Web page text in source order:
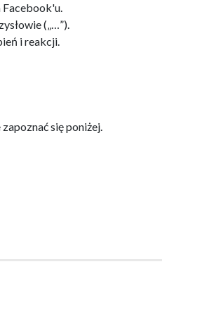
Facebook'u.
(„…”).
i reakcji.
się poniżej.